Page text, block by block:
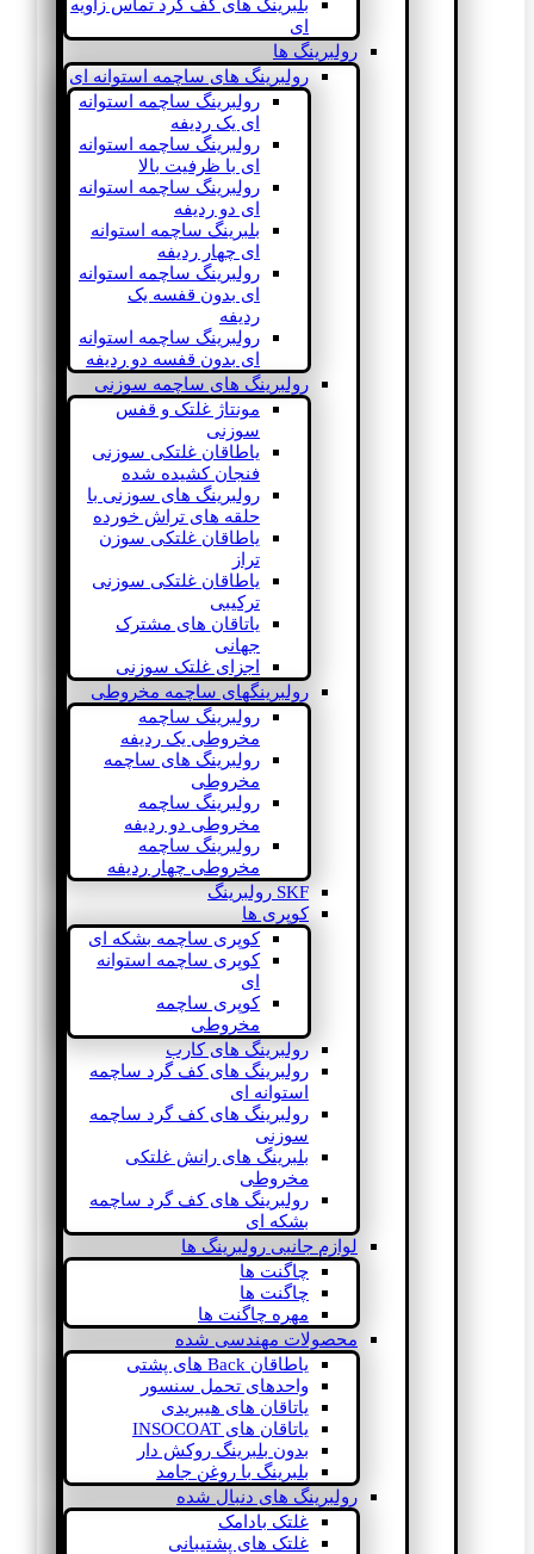
بلبرینگ های کف گرد تماس زاویه
ای
رولبرینگ ها
رولبرینگ های ساچمه استوانه ای
رولبرینگ ساچمه استوانه
ای یک ردیفه
رولبرینگ ساچمه استوانه
ای با ظرفیت بالا
رولبرینگ ساچمه استوانه
ای دو ردیفه
بلبرینگ ساچمه استوانه
ای چهار ردیفه
رولبرینگ ساچمه استوانه
ای بدون قفسه یک
ردیفه
رولبرینگ ساچمه استوانه
ای بدون قفسه دو ردیفه
رولبرینگ های ساچمه سوزنی
مونتاژ غلتک و قفس
سوزنی
یاطاقان غلتکی سوزنی
فنجان کشیده شده
رولبرینگ های سوزنی با
حلقه های تراش خورده
یاطاقان غلتکی سوزن
تراز
یاطاقان غلتکی سوزنی
ترکیبی
یاتاقان های مشترک
جهانی
اجزای غلتک سوزنی
رولبرینگهای ساچمه مخروطی
رولبرینگ ساچمه
مخروطی یک ردیفه
رولبرینگ های ساچمه
مخروطی
رولبرینگ ساچمه
مخروطی دو ردیفه
رولبرینگ ساچمه
مخروطی چهار ردیفه
SKF رولبرینگ
کوپری ها
کوپری ساچمه بشکه ای
کوپری ساچمه استوانه
ای
کوپری ساچمه
مخروطی
رولبرینگ های کارب
رولبرینگ های کف گرد ساچمه
استوانه ای
رولبرینگ های کف گرد ساچمه
سوزنی
بلبرینگ های رانش غلتکی
مخروطی
رولبرینگ های کف گرد ساچمه
بشکه ای
لوازم جانبی رولبرینگ ها
چاگنت ها
چاگنت ها
مهره چاگنت ها
محصولات مهندسی شده
یاطاقان Back های پشتی
واحدهای تحمل سنسور
یاتاقان های هیبریدی
یاتاقان های INSOCOAT
بدون بلبرینگ روکش دار
بلبرینگ با روغن جامد
رولبرینگ های دنبال شده
غلتک بادامک
غلتک های پشتیبانی